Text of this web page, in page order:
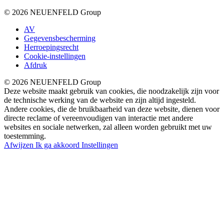
© 2026 NEUENFELD Group
AV
Gegevensbescherming
Herroepingsrecht
Cookie-instellingen
Afdruk
© 2026 NEUENFELD Group
Deze website maakt gebruik van cookies, die noodzakelijk zijn voor
de technische werking van de website en zijn altijd ingesteld.
Andere cookies, die de bruikbaarheid van deze website, dienen voor
directe reclame of vereenvoudigen van interactie met andere
websites en sociale netwerken, zal alleen worden gebruikt met uw
toestemming.
Afwijzen Ik ga akkoord Instellingen